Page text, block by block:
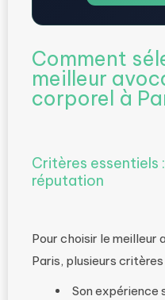
Comment
meilleur
corporel à
Critères
réputation
Pour choisir le
Paris, plusieurs
Son expérience